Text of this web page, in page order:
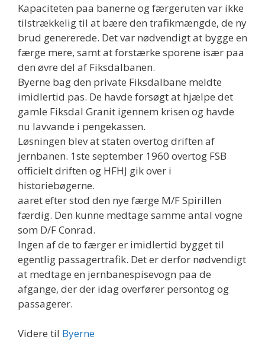
Kapaciteten paa banerne og færgeruten var ikke
tilstrækkelig til at bære den trafikmængde, de ny
brud genererede. Det var nødvendigt at bygge en
færge mere, samt at forstærke sporene især paa
den øvre del af Fiksdalbanen.
Byerne bag den private Fiksdalbane meldte
imidlertid pas. De havde forsøgt at hjælpe det
gamle Fiksdal Granit igennem krisen og havde
nu lavvande i pengekassen.
Løsningen blev at staten overtog driften af
jernbanen. 1ste september 1960 overtog FSB
officielt driften og HFHJ gik over i
historiebøgerne.
aaret efter stod den nye færge M/F Spirillen
færdig. Den kunne medtage samme antal vogne
som D/F Conrad.
Ingen af de to færger er imidlertid bygget til
egentlig passagertrafik. Det er derfor nødvendigt
at medtage en jernbanespisevogn paa de
afgange, der der idag overfører persontog og
passagerer.
Videre til Byerne